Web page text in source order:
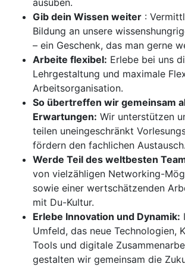
ausüben.
Gib dein Wissen weiter :
Bildung an unsere
– ein Geschenk, das man gerne
Arbeite flexibel: Erlebe bei uns
Lehrgestaltung und maximale
Arbeitsorganisation.
So übertreffen wir gemeinsam
Erwartungen: Wir unterstützen
teilen uneingeschränkt
fördern den fachlichen Austausch.
Werde Teil des weltbesten
von vielzähligen Networking-
sowie einer wertschätzenden
mit Du-Kultur.
Erlebe Innovation und Dynamik:
Umfeld, das neue Technologien,
Tools und digitale
gestalten wir gemeinsam die